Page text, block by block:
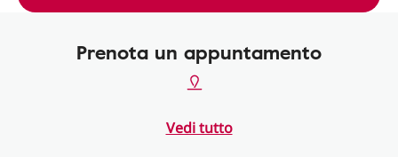
Prenota un appuntamento
Vedi tutto